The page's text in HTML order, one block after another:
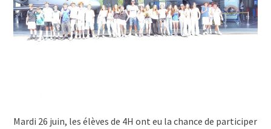
Mardi 26 juin, les élèves de 4H ont eu la chance de participer